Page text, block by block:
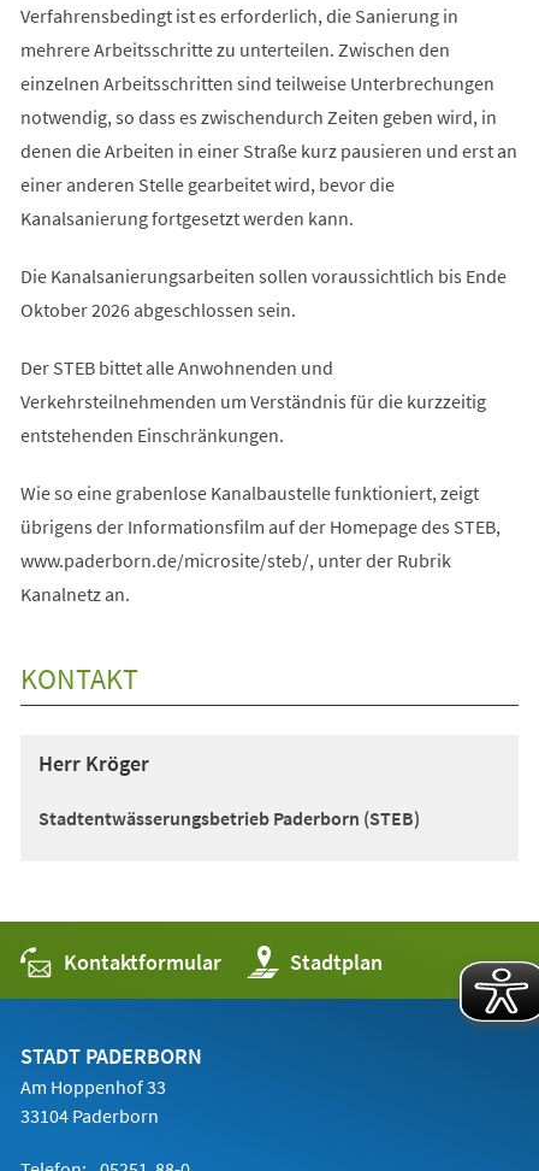
Verfahrensbedingt ist es erforderlich, die Sanierung in
mehrere Arbeitsschritte zu unterteilen. Zwischen den
einzelnen Arbeitsschritten sind teilweise Unterbrechungen
notwendig, so dass es zwischendurch Zeiten geben wird, in
denen die Arbeiten in einer Straße kurz pausieren und erst an
einer anderen Stelle gearbeitet wird, bevor die
Kanalsanierung fortgesetzt werden kann.
Die Kanalsanierungsarbeiten sollen voraussichtlich bis Ende
Oktober 2026 abgeschlossen sein.
Der STEB bittet alle Anwohnenden und
Verkehrsteilnehmenden um Verständnis für die kurzzeitig
entstehenden Einschränkungen.
Wie so eine grabenlose Kanalbaustelle funktioniert, zeigt
übrigens der Informationsfilm auf der Homepage des STEB,
www.paderborn.de/microsite/steb/, unter der Rubrik
Kanalnetz an.
KONTAKT
Herr Kröger
Stadtentwässerungsbetrieb Paderborn (STEB)
Kontaktformular Stadtplan
(Öffnet
in
einem
STADT PADERBORN
Am Hoppenhof 33
33104 Paderborn